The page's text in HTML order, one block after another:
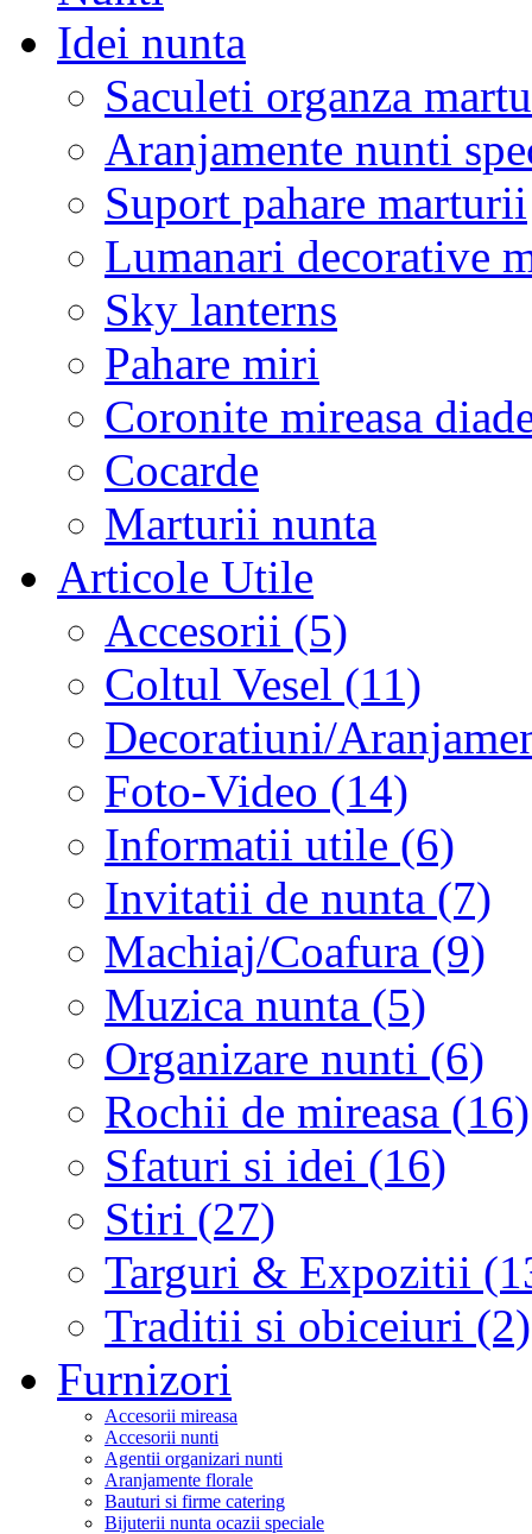
Idei nunta
Saculeti organza
Aranjamente nunti
Suport pahare marturii
Lumanari decorative
Sky lanterns
Pahare miri
Coronite mireasa
Cocarde
Marturii nunta
Articole Utile
Accesorii (5)
Coltul Vesel (11)
Decoratiuni/
Foto-Video (14)
Informatii utile (6)
Invitatii de nunta (7)
Machiaj/Coafura (9)
Muzica nunta (5)
Organizare nunti (6)
Rochii de mireasa (16)
Sfaturi si idei (16)
Stiri (27)
Targuri & Expozitii
Traditii si obiceiuri (2)
Furnizori
Accesorii mireasa
Accesorii nunti
Agentii organizari nunti
Aranjamente florale
Bauturi si firme catering
Bijuterii nunta ocazii speciale